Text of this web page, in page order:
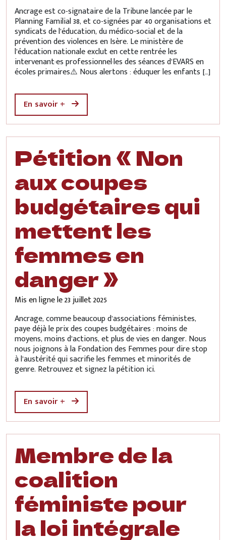
Ancrage est co-signataire de la Tribune lancée par le
Planning Familial 38, et co-signées par 40 organisations et
syndicats de l’éducation, du médico-social et de la
prévention des violences en Isère. Le ministère de
l’éducation nationale exclut en cette rentrée les
intervenant·es professionnel·les des séances d’EVARS en
écoles primaires⚠️ Nous alertons : éduquer les enfants […]
En savoir +
Pétition « Non
aux coupes
budgétaires qui
mettent les
femmes en
danger »
Mis en ligne le23 juillet 2025
Ancrage, comme beaucoup d’associations féministes,
paye déjà le prix des coupes budgétaires : moins de
moyens, moins d’actions, et plus de vies en danger. Nous
nous joignons à la Fondation des Femmes pour dire stop
à l’austérité qui sacrifie les femmes et minorités de
genre. Retrouvez et signez la pétition ici.
En savoir +
Membre de la
coalition
féministe pour
la loi intégrale